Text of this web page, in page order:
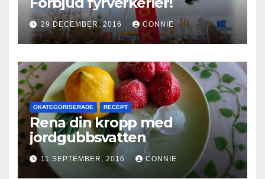
29 DECEMBER, 2016 CONNIE
OKATEGORISERADE RECEPT
Rena din kropp med
jordgubbsvatten
11 SEPTEMBER, 2016 CONNIE